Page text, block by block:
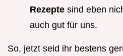
Rezepte sind eben
auch gut für uns.
So, jetzt seid ihr bestens